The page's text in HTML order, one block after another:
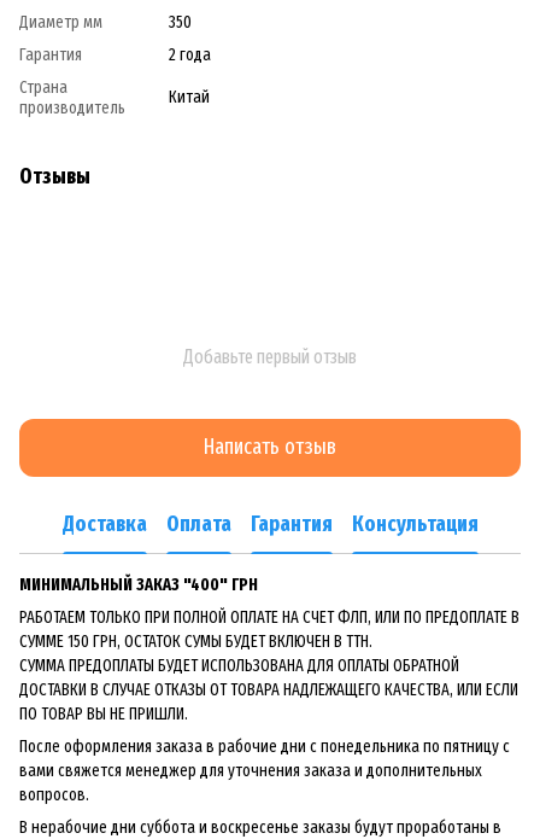
Диаметр мм
350
Гарантия
2 года
Страна
производитель
Китай
Отзывы
Добавьте первый отзыв
Написать отзыв
Доставка Оплата Гарантия Консультация
МИНИМАЛЬНЫЙ ЗАКАЗ "400" ГРН
РАБОТАЕМ ТОЛЬКО ПРИ ПОЛНОЙ ОПЛАТЕ НА СЧЕТ ФЛП, ИЛИ ПО ПРЕДОПЛАТЕ В
СУММЕ 150 ГРН, ОСТАТОК СУМЫ БУДЕТ ВКЛЮЧЕН В ТТН.
СУММА ПРЕДОПЛАТЫ БУДЕТ ИСПОЛЬЗОВАНА ДЛЯ ОПЛАТЫ ОБРАТНОЙ
ДОСТАВКИ В СЛУЧАЕ ОТКАЗЫ ОТ ТОВАРА НАДЛЕЖАЩЕГО КАЧЕСТВА, ИЛИ ЕСЛИ
ПО ТОВАР ВЫ НЕ ПРИШЛИ.
После оформления заказа в рабочие дни с понедельника по пятницу с
вами свяжется менеджер для уточнения заказа и дополнительных
вопросов.
В нерабочие дни суббота и воскресенье заказы будут проработаны в